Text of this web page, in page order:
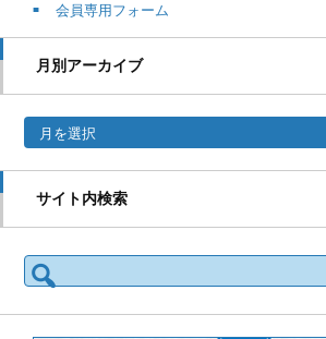
会員専用フォーム
月別アーカイブ
月別アーカイブ
サイト内検索
検索: